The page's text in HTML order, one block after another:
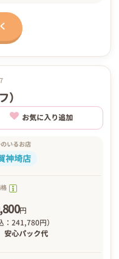
）
お気に入り追加
いるお店
神埼店
円
：241,780円）
安心パック代